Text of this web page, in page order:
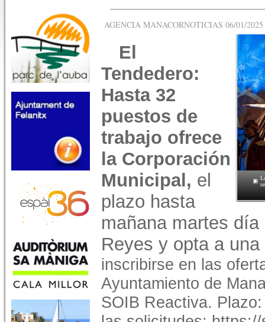
AGENCIA MANACORNOTICIAS 06/01/
El
Tendedero:
Hasta 32
puestos de
trabajo ofrece
la Corporación
Municipal, el
plazo hasta
mañana martes
Reyes y opta a
inscribirse en las
Ayuntamiento de
SOIB Reactiva.